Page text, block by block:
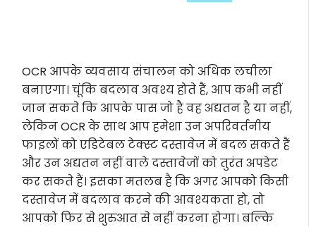
OCR आपके व्यवसाय संचालन को अधिक लचीला
बनाएगा। चूंकि बदलाव अवश्य होते हैं, आप कभी नहीं
जान सकते कि आपके पास जो है वह अद्यतन है या नहीं,
लेकिन OCR के साथ आप हमेशा उन अपरिवर्तनीय
फाइलों को एडिटेबल टेक्स्ट दस्तावेज में बदल सकते हैं
और उन अद्यतन नहीं वाले दस्तावेजों को तुरंत अपडेट
कर सकते हैं। इसका मतलब है कि अगर आपको किसी
दस्तावेज में बदलाव करने की आवश्यकता हो, तो
आपको फिर से शुरुआत से नहीं करना होगा। बल्कि